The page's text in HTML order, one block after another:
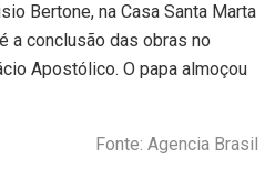
Bertone, na Casa Santa Marta
a conclusão das obras no
Apostólico. O papa almoçou
Fonte: Agencia Brasil